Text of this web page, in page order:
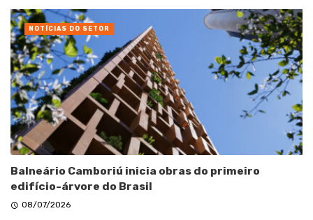
Balneário Camboriú inicia obras do primeiro
edifício-árvore do Brasil
08/07/2026
NOTÍCIAS DO SETOR